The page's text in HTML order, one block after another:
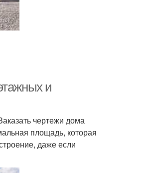
и
чертежи дома
площадь, которая
даже если